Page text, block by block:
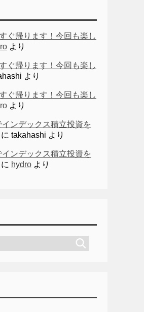
ぐ帰ります！今回も楽し
より
ぐ帰ります！今回も楽し
より
ぐ帰ります！今回も楽し
より
ンデックス積立投資を
に takahashi より
ンデックス積立投資を
に hydro より